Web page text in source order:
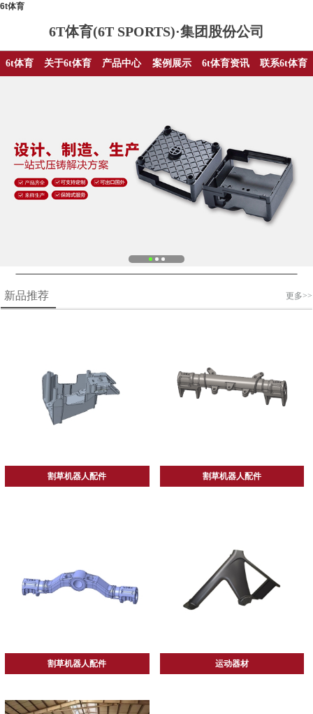
6t体育
6T体育(6T SPORTS)·集团股份公司
6t体育 关于6t体育 产品中心 案例展示 6t体育资讯 联系6t体育
新品推荐 更多>>
割草机器人配件 割草机器人配件
割草机器人配件 运动器材